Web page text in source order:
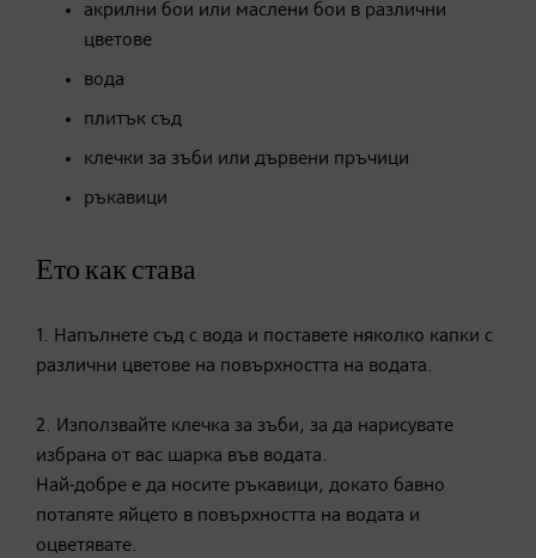
акрилни бои или маслени бои в различни
цветове
вода
плитък съд
клечки за зъби или дървени пръчици
​ръкавици
Ето как става
1. Напълнете съд с вода и поставете няколко капки с
различни цветове на повърхността на водата.
2. Използвайте клечка за зъби, за да нарисувате
избрана от вас шарка във водата.
Най-добре е да носите ръкавици, докато бавно
потапяте яйцето в повърхността на водата и
оцветявате.